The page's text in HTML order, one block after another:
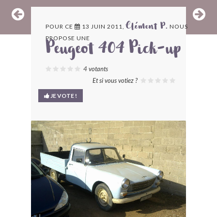
ARCHIVES
LES CONTRIBUTEURS
LE BLOG
BONJOURLAVIEILLE ?
MODÈLES ET MARQUES
COMMENT FONCTIONNE BLV ?
POUR CE 13 JUIN 2011,Clément P. NOUS
PROPOSE UNE
Peugeot 404 Pick-up
4votants
Et si vous votiez ?
JE VOTE !